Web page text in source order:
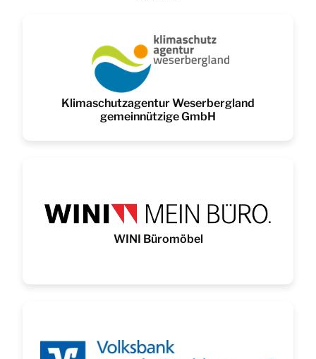
Klimaschutzagentur Weserbergland
gemeinnützige GmbH
WINI Büromöbel